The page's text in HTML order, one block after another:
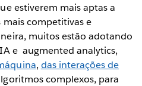
estiverem mais aptas a
mais competitivas e
muitos estão adotando
e augmented analytics,
, das interações de
complexos, para